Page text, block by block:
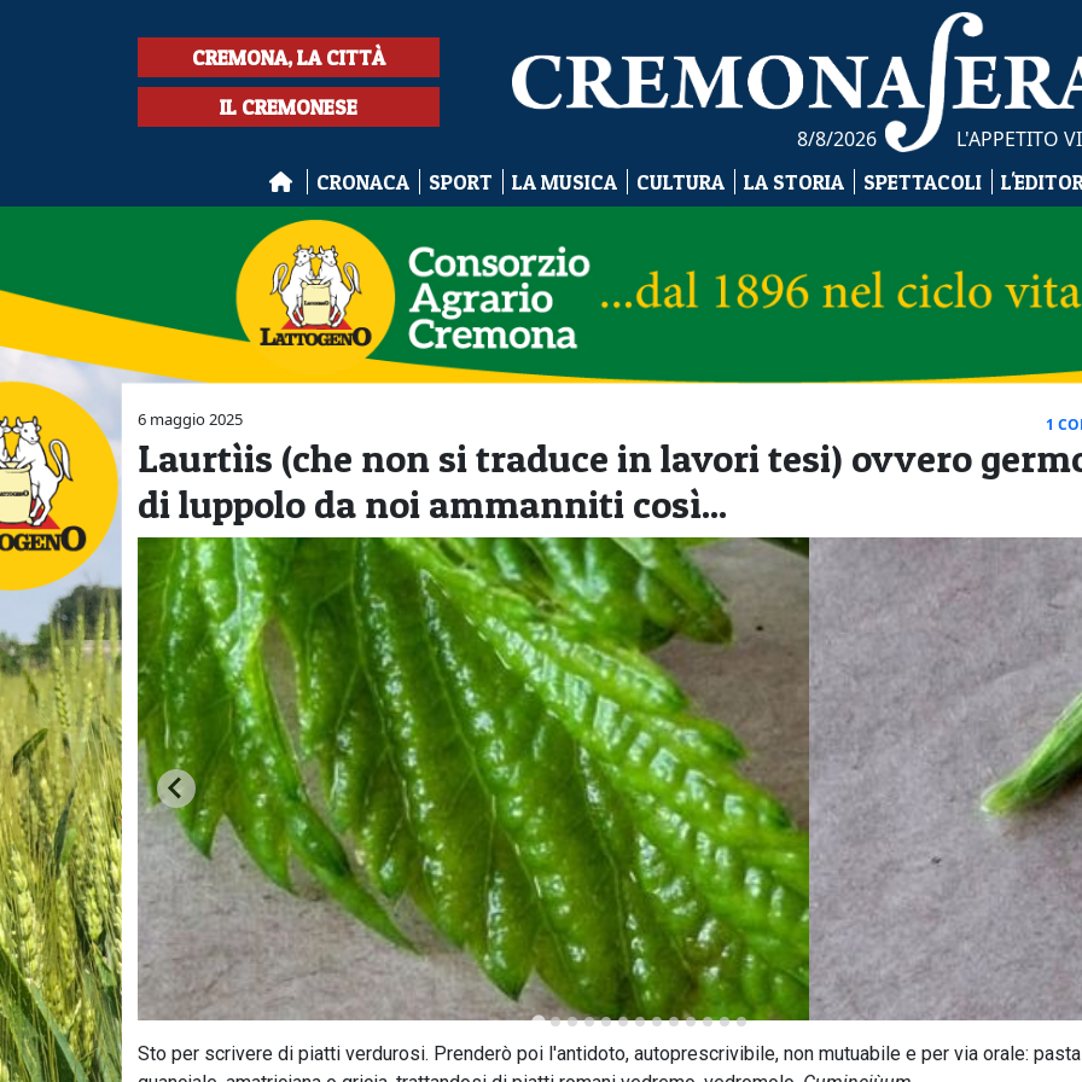
CREMONA, LA CITTÀ
IL CREMONESE
8/8/2026 L'APPETITO
CRONACA SPORT LA MUSICA CULTURA LA STORIA SPETTACOLI
6 maggio 2025 1
Laurtìis (che non si traduce in lavori tesi) ovvero
di luppolo da noi ammanniti così...
Sto per scrivere di piatti verdurosi. Prenderò poi l'antidoto, autoprescrivibile, non mutuabile e per via orale: